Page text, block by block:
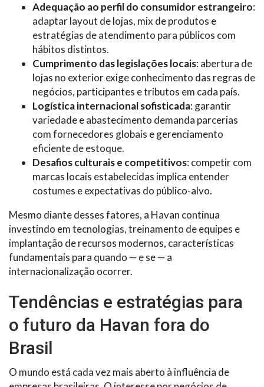
Adequação ao perfil do consumidor estrangeiro:
adaptar layout de lojas, mix de produtos e
estratégias de atendimento para públicos com
hábitos distintos.
Cumprimento das legislações locais: abertura de
lojas no exterior exige conhecimento das regras de
negócios, participantes e tributos em cada país.
Logística internacional sofisticada: garantir
variedade e abastecimento demanda parcerias
com fornecedores globais e gerenciamento
eficiente de estoque.
Desafios culturais e competitivos: competir com
marcas locais estabelecidas implica entender
costumes e expectativas do público-alvo.
Mesmo diante desses fatores, a Havan continua
investindo em tecnologias, treinamento de equipes e
implantação de recursos modernos, características
fundamentais para quando — e se — a
internacionalização ocorrer.
Tendências e estratégias para
o futuro da Havan fora do
Brasil
O mundo está cada vez mais aberto à influência de